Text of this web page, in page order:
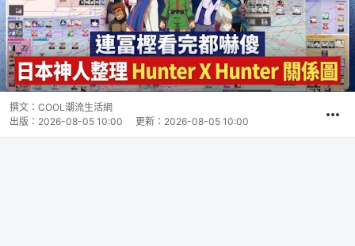
撰文： COOL潮流生活網
出版： 2026-08-05 10:00 更新： 2026-08-05 10:00